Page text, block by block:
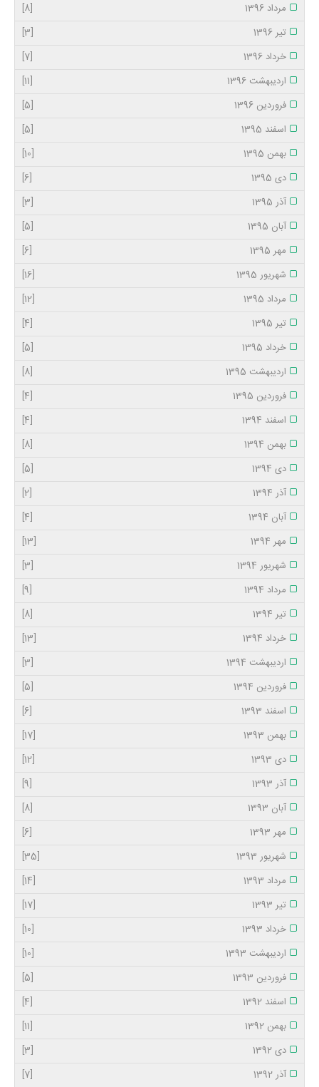
مرداد 1396
[8]
تیر 1396
[3]
خرداد 1396
[7]
اردیبهشت 1396
[11]
فروردین 1396
[5]
اسفند 1395
[5]
بهمن 1395
[10]
دی 1395
[6]
آذر 1395
[3]
آبان 1395
[5]
مهر 1395
[6]
شهریور 1395
[16]
مرداد 1395
[12]
تیر 1395
[4]
خرداد 1395
[5]
اردیبهشت 1395
[8]
فروردین 1395
[4]
اسفند 1394
[4]
بهمن 1394
[8]
دی 1394
[5]
آذر 1394
[2]
آبان 1394
[4]
مهر 1394
[13]
شهریور 1394
[3]
مرداد 1394
[9]
تیر 1394
[8]
خرداد 1394
[13]
اردیبهشت 1394
[3]
فروردین 1394
[5]
اسفند 1393
[6]
بهمن 1393
[17]
دی 1393
[12]
آذر 1393
[9]
آبان 1393
[8]
مهر 1393
[6]
شهریور 1393
[35]
مرداد 1393
[14]
تیر 1393
[17]
خرداد 1393
[10]
اردیبهشت 1393
[10]
فروردین 1393
[5]
اسفند 1392
[4]
بهمن 1392
[11]
دی 1392
[3]
آذر 1392
[7]